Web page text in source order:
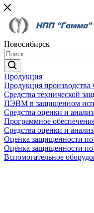
Новосибирск
Продукция
Продукция
Средства технической
ПЭВМ в защищенном
Средства оценки и
Программное
Средства оценки и
Оценка защищенности
Оценка защищенности по
Вспомогательное